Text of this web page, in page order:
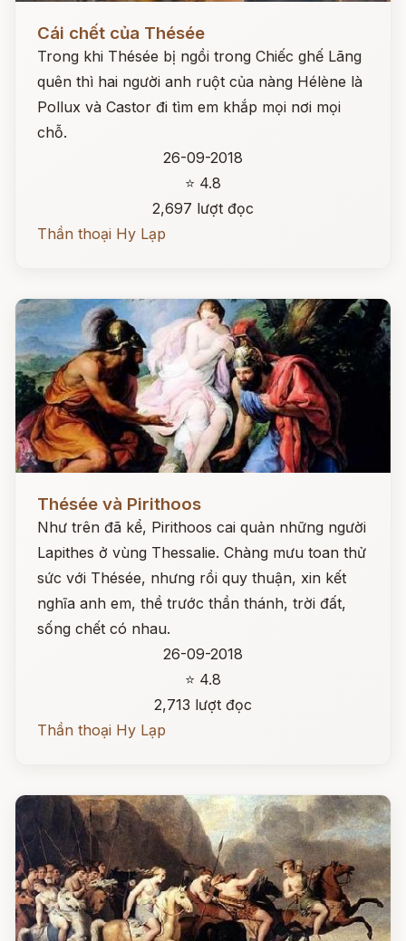
Cái chết của Thésée
Trong khi Thésée bị ngồi trong Chiếc ghế Lãng
quên thì hai người anh ruột của nàng Hélène là
Pollux và Castor đi tìm em khắp mọi nơi mọi
chỗ.
26-09-2018
⭐ 4.8
2,697 lượt đọc
Thần thoại Hy Lạp
Thésée và Pirithoos
Như trên đã kể, Pirithoos cai quản những người
Lapithes ở vùng Thessalie. Chàng mưu toan thử
sức với Thésée, nhưng rồi quy thuận, xin kết
nghĩa anh em, thề trước thần thánh, trời đất,
sống chết có nhau.
26-09-2018
⭐ 4.8
2,713 lượt đọc
Thần thoại Hy Lạp